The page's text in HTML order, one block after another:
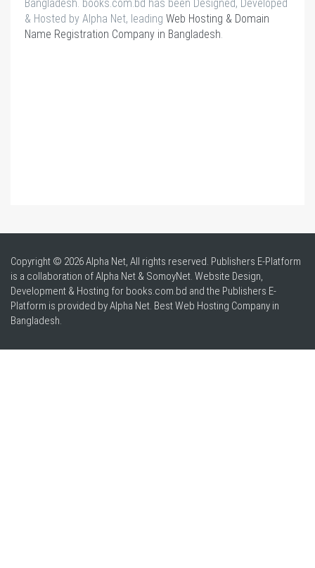
Bangladesh. books.com.bd has been Designed, Developed
& Hosted by Alpha Net, leading Web Hosting & Domain
Name Registration Company in Bangladesh
Copyright © 2026 Alpha Net, All rights reserved. Publishers E-Platform
is a collaboration of Alpha Net & SomoyNet. Website Design,
Development & Hosting for books.com.bd and the Publishers E-
Platform is provided by Alpha Net. BestWeb Hosting Company in
Bangladesh.